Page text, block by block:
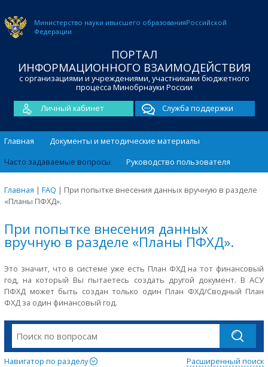
Министерство науки ивысшего образованияРоссийской
Федерации
ПОРТАЛ
ИНФОРМАЦИОННОГО ВЗАИМОДЕЙСТВИЯ
с организациями и учреждениями, участниками бюджетного
процесса Минобрнауки России
Личный кабинет
Служба поддержки
Главная
Документы и методические материалы
Часто задаваемые вопросы
Руководство пользователя
Главная | FAQ | При попытке внесения данных вручную в разделе
«Планы ПФХД».
При попытке внесения данных
вручную в разделе «Планы ПФХД».
Это значит, что в системе уже есть План ФХД на тот финансовый
год, на который Вы пытаетесь создать другой документ. В АСУ
ПФХД может быть создан только один План ФХД/Сводный План
ФХД за один финансовый год.
Навигатор по разделу Расширенный поиск